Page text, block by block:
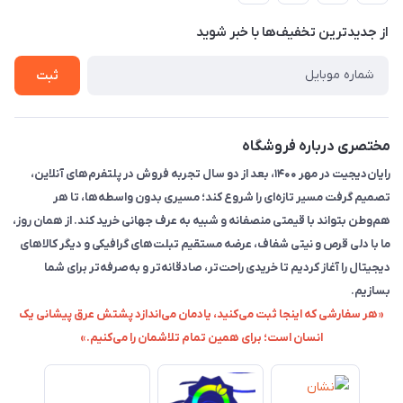
تماس با ما
حریم خصوصی
راهنما
از جدید‌ترین تخفیف‌ها با‌ خبر شوید
ثبت
مختصری درباره فروشگاه
رایان‌دیجیت در مهر ۱۴۰۰، بعد از دو سال تجربه فروش در پلتفرم‌های آنلاین،
تصمیم گرفت مسیر تازه‌ای را شروع کند؛ مسیری بدون واسطه‌ها، تا هر
هم‌وطن بتواند با قیمتی منصفانه و شبیه به عرف جهانی خرید کند. از همان روز،
ما با دلی قرص و نیتی شفاف، عرضه مستقیم تبلت‌های گرافیکی و دیگر کالاهای
دیجیتال را آغاز کردیم تا خریدی راحت‌تر، صادقانه‌تر و به‌صرفه‌تر برای شما
بسازیم.
«هر سفارشی که اینجا ثبت می‌کنید، یادمان می‌اندازد پشتش عرق پیشانی یک
انسان است؛ برای همین تمام تلاشمان را می‌کنیم.»